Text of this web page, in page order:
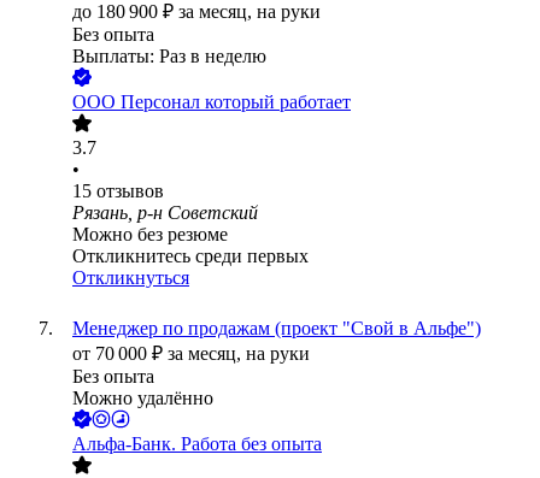
до 180 900 ₽ за месяц, на руки
Без опыта
Выплаты: Раз в неделю
ООО Персонал который работает
3.7
•
15 отзывов
Рязань, р-н Советский
Можно без резюме
Откликнитесь среди первых
Откликнуться
Менеджер по продажам (проект "Свой в Альфе")
от 70 000 ₽ за месяц, на руки
Без опыта
Можно удалённо
Альфа-Банк. Работа без опыта